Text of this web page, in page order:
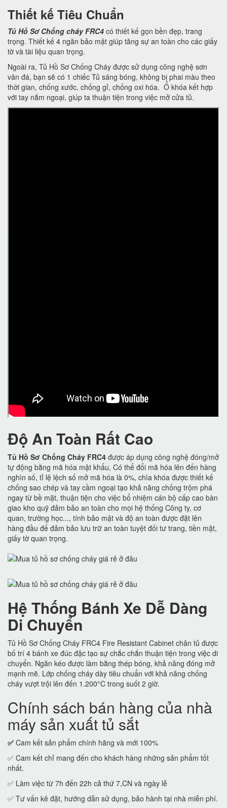
Thiết kế Tiêu Chuẩn
Tủ Hồ Sơ Chống cháy FRC4 có thiết kế gọn bền đẹp, trang
trọng. Thiết kế 4 ngăn bảo mật giúp tăng sự an toàn cho các giấy
tờ và tài liệu quan trọng.
Ngoài ra, Tủ Hồ Sơ Chống Cháy được sử dụng công nghệ sơn
vân đá, bạn sẽ có 1 chiếc Tủ sáng bóng, không bị phai màu theo
thời gian, chống xước, chống gỉ, chống oxi hóa. Ổ khóa kết hợp
với tay nắm ngoại, giúp ta thuận tiện trong việc mở cửa tủ.
Độ An Toàn Rất Cao
Tủ Hồ Sơ Chống Cháy FRC4 được áp dụng công nghệ đóng/mở
tự động bằng mã hóa mật khẩu, Có thể đổi mã hóa lên đến hàng
nghìn số, tỉ lệ lệch số mở mã hóa là 0%, chìa khóa được thiết kế
chống sao chép và tay cầm ngoại tạo khả năng chống trộm phá
ngay từ bề mặt, thuận tiện cho việc bổ nhiệm cán bộ cấp cao bàn
giao kho quỹ đảm bảo an toàn cho mọi hệ thống Công ty, cơ
quan, trường học..., tính bảo mật và độ an toàn được đặt lên
hàng đầu để đảm bảo lưu trữ an toàn tuyệt đối tư trang, tiền mặt,
giấy tờ quan trọng.
Hệ Thống Bánh Xe Dễ Dàng
Di Chuyển
Tủ Hồ Sơ Chống Cháy FRC4 Fire Resistant Cabinet chân tủ được
bố trí 4 bánh xe đúc đặc tạo sự chắc chắn thuận tiện trong việc di
chuyển. Ngăn kéo được làm bằng thép bóng, khả năng đóng mở
mạnh mẽ. Lớp chống cháy dày tiêu chuẩn với khả năng chống
cháy vượt trội lên đến 1.200°C trong suốt 2 giờ.
Chính sách bán hàng của nhà
máy sản xuất tủ sắt
✅ Cam kết sản phẩm chính hãng và mới 100%
✅ Cam kết chỉ mang đến cho khách hàng những sản phẩm tốt
nhất.
✅ Làm việc từ 7h đến 22h cả thứ 7,CN và ngày lễ
✅ Tư vấn kê đặt, hướng dẫn sử dụng, bảo hành tại nhà miễn phí.